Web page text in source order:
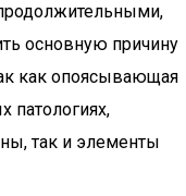
основную причину
как опоясывающая
патологиях,
так и элементы